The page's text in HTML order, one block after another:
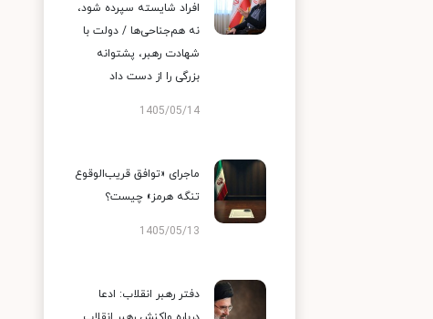
افراد شایسته سپرده شود،
نه هم‌جناحی‌ها / دولت با
شهادت رهبر، پشتوانه
بزرگی را از دست داد
1405/05/14
ماجرای «توافق قریب‌الوقوع
تنگه هرمز» چیست؟
1405/05/13
دفتر رهبر انقلاب: ادعا